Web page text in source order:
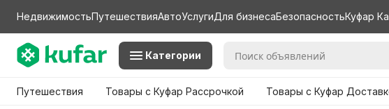
НедвижимостьПутешествияАвтоУслугиДля бизнесаБезопасностьКуфар
Категории
Путешествия Товары с Куфар Рассрочкой Товары с Куфар